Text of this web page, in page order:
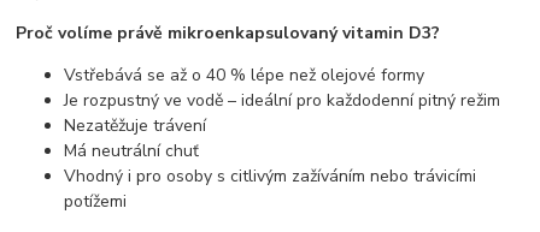
Proč volíme právě mikroenkapsulovaný vitamin D3?
Vstřebává se až o 40 % lépe než olejové formy
Je rozpustný ve vodě – ideální pro každodenní pitný režim
Nezatěžuje trávení
Má neutrální chuť
Vhodný i pro osoby s citlivým zažíváním nebo trávicími
potížemi